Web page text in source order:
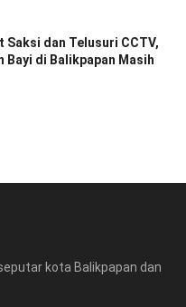
Saksi dan Telusuri CCTV,
Bayi di Balikpapan Masih
kota Balikpapan dan